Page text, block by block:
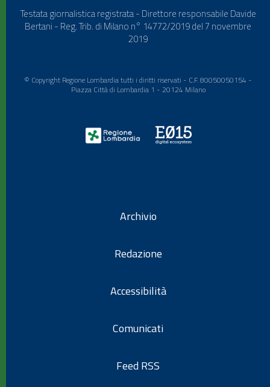
Testata giornalistica registrata - Direttore responsabile Davide
Bertani - Reg. Trib. di Milano n° 14772/2019 del 7 novembre
2019
© Copyright Regione Lombardia tutti i diritti riservati - C.F. 80050050154 -
Piazza Città di Lombardia 1 - 20124 Milano
Archivio
Redazione
Accessibilità
Comunicati
Feed RSS